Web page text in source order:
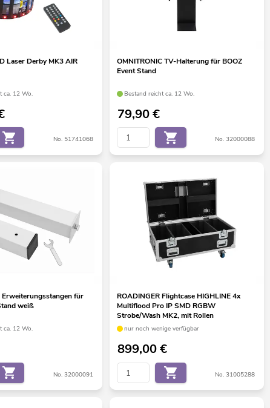
Laser Derby MK3 AIR
ca. 12 Wo.
No. 51741068
OMNITRONIC TV-Halterung für BOOZ
Event Stand
Bestand reicht ca. 12 Wo.
79,90€
No. 32000088
Erweiterungsstangen für
weiß
ca. 12 Wo.
No. 32000091
ROADINGER Flightcase HIGHLINE 4x
Multiflood Pro IP SMD RGBW
Strobe/Wash MK2, mit Rollen
nur noch wenige verfügbar
899,00€
No. 31005288